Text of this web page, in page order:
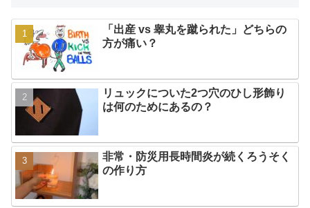
「出産 vs 睾丸を蹴られた」どちらの
方が痛い？
リュックについた2つ穴のひし形飾り
は何のためにあるの？
非常・防災用長時間炎が続くろうそく
の作り方